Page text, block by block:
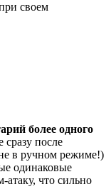
своем
более одного
сразу после
в ручном режиме!)
одинаковые
что сильно